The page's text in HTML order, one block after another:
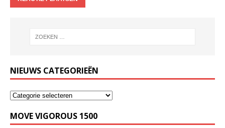
NIEUWS CATEGORIEËN
MOVE VIGOROUS 1500